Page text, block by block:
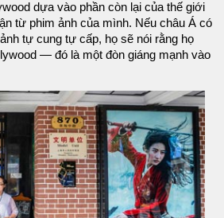
dựa vào phần còn lại của thế giới
từ phim ảnh của mình. Nếu châu Á có
tự cung tự cấp, họ sẽ nói rằng họ
— đó là một đòn giáng mạnh vào